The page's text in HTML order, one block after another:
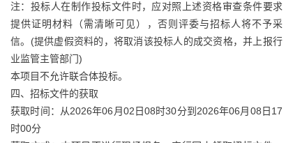
注：投标人在制作投标文件时，应对照上述资格审查条件要求
提供证明材料（需清晰可见），否则评委与招标人将不予采
信。(提供虚假资料的，将取消该投标人的成交资格，并上报行
业监管主管部门)
本项目不允许联合体投标。
四、招标文件的获取
获取时间：从2026年06月02日08时30分到2026年06月08日17
时00分